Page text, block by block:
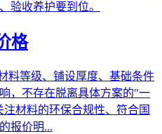
验收养护要到位。
格
料等级、铺设厚度、基础条件
，不存在脱离具体方案的"一
材料的环保合规性、符合国
报价明...